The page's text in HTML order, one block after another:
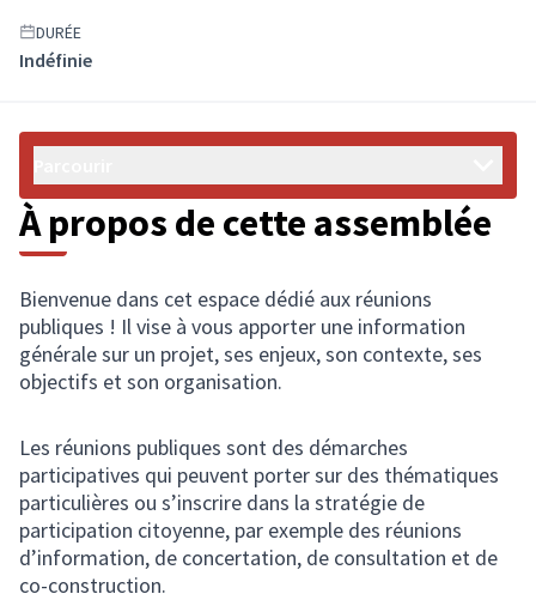
DURÉE
Indéfinie
À propos de cette assemblée
Bienvenue dans cet espace dédié aux réunions
publiques ! Il vise à vous apporter une information
générale sur un projet, ses enjeux, son contexte, ses
objectifs et son organisation.
Les réunions publiques sont des démarches
participatives qui peuvent porter sur des thématiques
particulières ou s’inscrire dans la stratégie de
participation citoyenne, par exemple des réunions
d’information, de concertation, de consultation et de
co-construction.